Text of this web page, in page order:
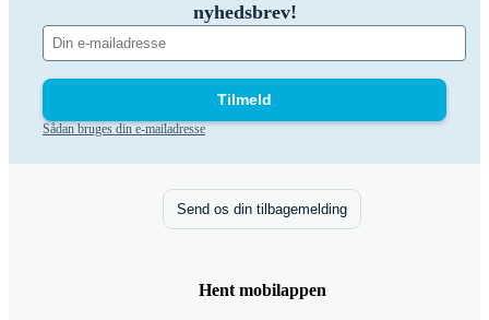
nyhedsbrev!
Tilmeld
Sådan bruges din e-mailadresse
Send os din tilbagemelding
Hent mobilappen